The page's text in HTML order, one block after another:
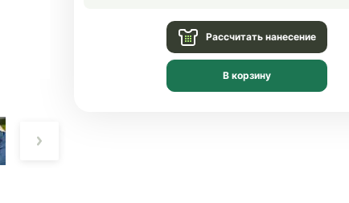
Рассчитать нанесение
В корзину